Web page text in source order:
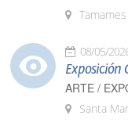
Tamames
08/05/
Exposición
ARTE /
Santa